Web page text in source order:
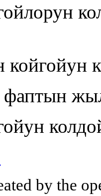
by the